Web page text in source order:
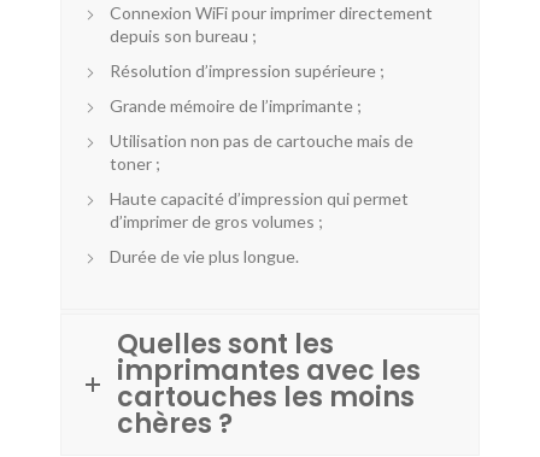
Connexion WiFi pour imprimer directement
depuis son bureau ;
Résolution d’impression supérieure ;
Grande mémoire de l’imprimante ;
Utilisation non pas de cartouche mais de
toner ;
Haute capacité d’impression qui permet
d’imprimer de gros volumes ;
Durée de vie plus longue.
Quelles sont les
imprimantes avec les
cartouches les moins
chères ?